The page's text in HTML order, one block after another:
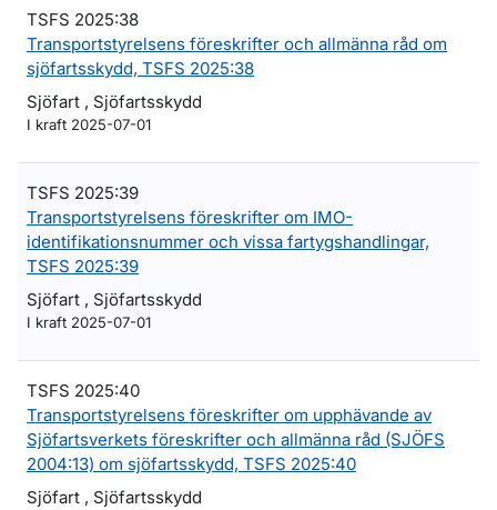
TSFS 2025:38
Transportstyrelsens föreskrifter och allmänna råd om
sjöfartsskydd, TSFS 2025:38
Sjöfart , Sjöfartsskydd
I kraft 2025-07-01
TSFS 2025:39
Transportstyrelsens föreskrifter om IMO-
identifikationsnummer och vissa fartygshandlingar,
TSFS 2025:39
Sjöfart , Sjöfartsskydd
I kraft 2025-07-01
TSFS 2025:40
Transportstyrelsens föreskrifter om upphävande av
Sjöfartsverkets föreskrifter och allmänna råd (SJÖFS
2004:13) om sjöfartsskydd, TSFS 2025:40
Sjöfart , Sjöfartsskydd